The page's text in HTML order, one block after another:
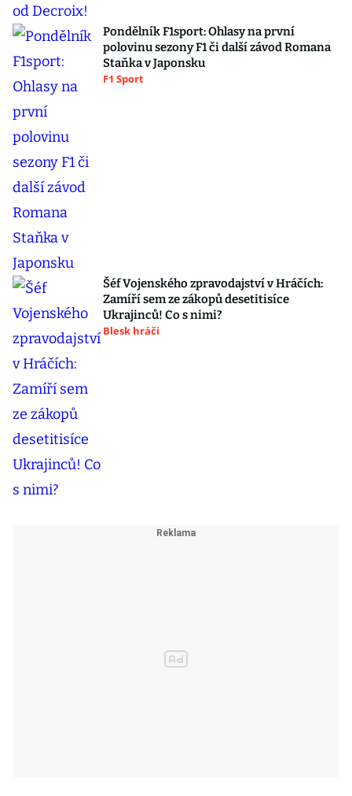
Pondělník F1sport: Ohlasy na první
polovinu sezony F1 či další závod Romana
Staňka v Japonsku
F1 Sport
Šéf Vojenského zpravodajství v Hráčích:
Zamíří sem ze zákopů desetitisíce
Ukrajinců! Co s nimi?
Blesk hráči